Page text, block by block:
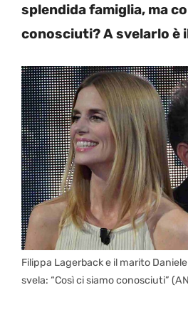
splendida famiglia, ma
conosciuti? A svelarlo è
Filippa Lagerback e il marito
svela: “Così ci siamo conosciuti”